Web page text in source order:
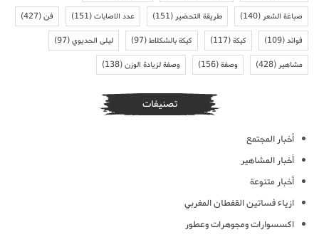
صباغة الشعر(140) طريقة التحضير(151) عدد الاصابات(151) فن(427)
فوائد(109) كيكة(117) كيكة بالشكلاط(97) ليلى الحديوي(97)
مشاهير(428) وصفة(156) وصفة لزيادة الوزن(138)
تصنيفات
أخبار المجتمع
أخبار المشاهير
أخبار متنوعة
ازياء فساتين القفطان المغربي
اكسسوارات ومجوهرات وعطور